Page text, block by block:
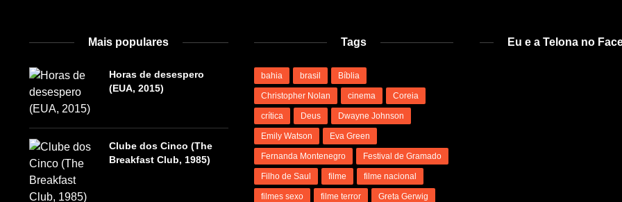
Mais populares
Horas de desespero
(EUA, 2015)
Clube dos Cinco (The
Breakfast Club, 1985)
Tags
bahia brasil Bíblia
Christopher Nolan cinema Coreia
crítica Deus Dwayne Johnson
Emily Watson Eva Green
Fernanda Montenegro Festival de Gramado
Filho de Saul filme filme nacional
filmes sexo filme terror Greta Gerwig
Eu e a Telona no